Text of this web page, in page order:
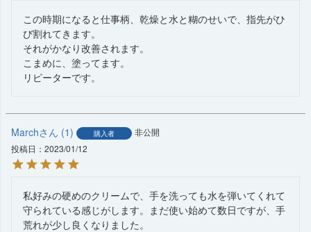
この時期になると仕事柄、乾燥と水と糊のせいで、指先がひ
び割れてきます。
それがかなり改善されます。
こまめに、塗ってます。
リピーターです。
March 1 購入者
非公開
投稿日
2023/01/12
私好みの硬めのクリームで、手を洗っても水を弾いてくれて
守られている感じがします。まだ使い始めて数日ですが、手
荒れが少し良くなりました。